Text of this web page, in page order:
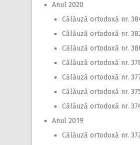
Anul 2020
Călăuză ortodoxă nr.
Călăuză ortodoxă nr.
Călăuză ortodoxă nr.
Călăuză ortodoxă nr.
Călăuză ortodoxă nr.
Călăuză ortodoxă nr.
Călăuză ortodoxă nr.
Anul 2019
Călăuză ortodoxă nr.